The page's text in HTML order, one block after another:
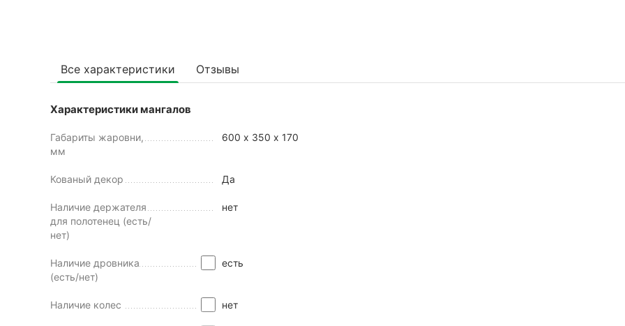
Все характеристики Отзывы
Характеристики мангалов
Габариты жаровни,
мм
600 х 350 х 170
Кованый декор Да
Наличие держателя
для полотенец (есть/
нет)
нет
Наличие дровника
(есть/нет)
есть
Наличие колес нет